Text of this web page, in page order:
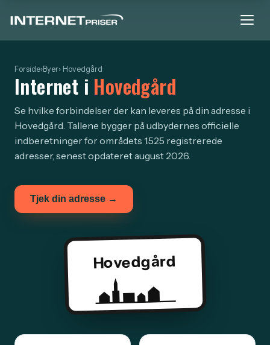
Forside›Byer› Hovedgård
Internet i Hovedgård
Se hvilke forbindelser der kan leveres på din adresse i
Hovedgård. Tallene bygger på udbydernes officielle
indberetninger for områdets 1.525 registrerede
adresser, senest opdateret august 2026.
Tjek din adresse →
Hovedgård